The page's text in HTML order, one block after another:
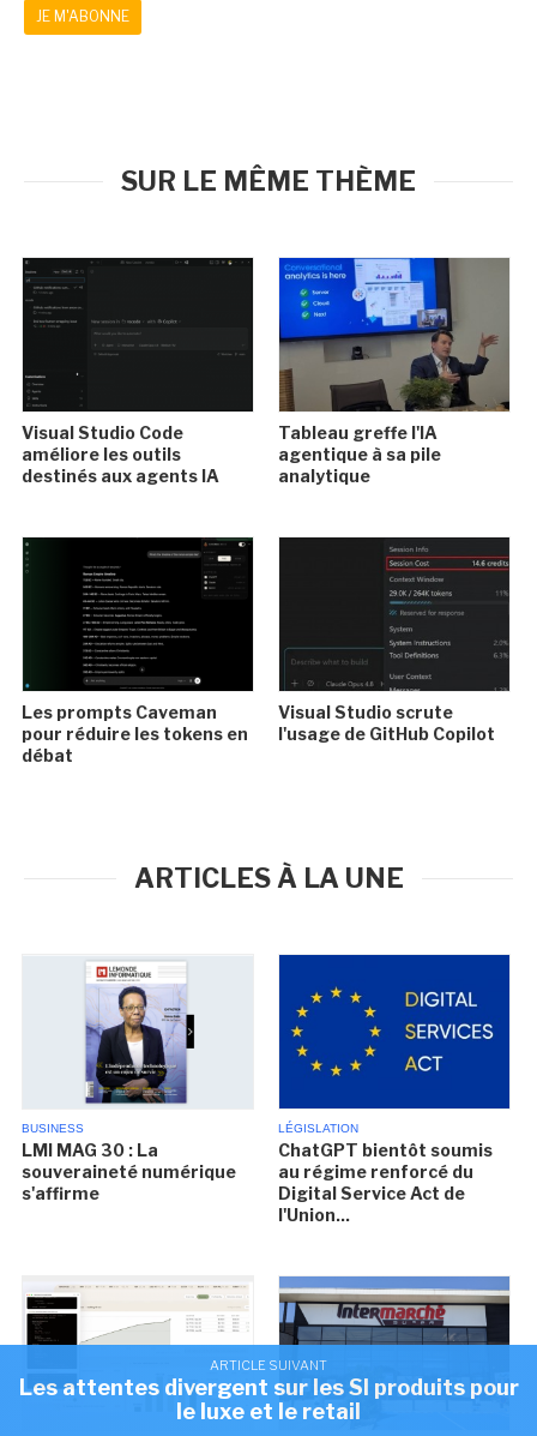
ARTICLE SUIVANT
Les attentes divergent sur les SI produits pour
le luxe et le retail
JE M'ABONNE
SUR LE MÊME THÈME
Visual Studio Code
améliore les outils
destinés aux agents IA
Tableau greffe l'IA
agentique à sa pile
analytique
Les prompts Caveman
pour réduire les tokens en
débat
Visual Studio scrute
l'usage de GitHub Copilot
ARTICLES À LA UNE
BUSINESS
LMI MAG 30 : La
souveraineté numérique
s'affirme
LÉGISLATION
ChatGPT bientôt soumis
au régime renforcé du
Digital Service Act de
l'Union...